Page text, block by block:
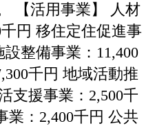
【活用事業】 人材
円 移住定住促進事
整備事業：11,400
千円 地域活動推
支援事業：2,500千
業：2,400千円 公共